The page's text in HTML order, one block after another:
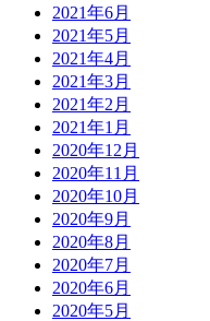
2021年6月
2021年5月
2021年4月
2021年3月
2021年2月
2021年1月
2020年12月
2020年11月
2020年10月
2020年9月
2020年8月
2020年7月
2020年6月
2020年5月